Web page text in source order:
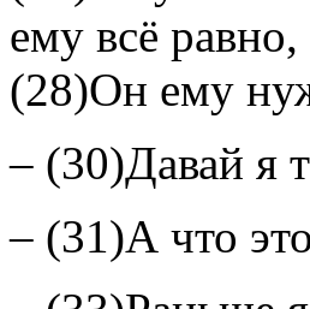
ему всё
(28)Он ему
– (30)Давай я
– (31)А что